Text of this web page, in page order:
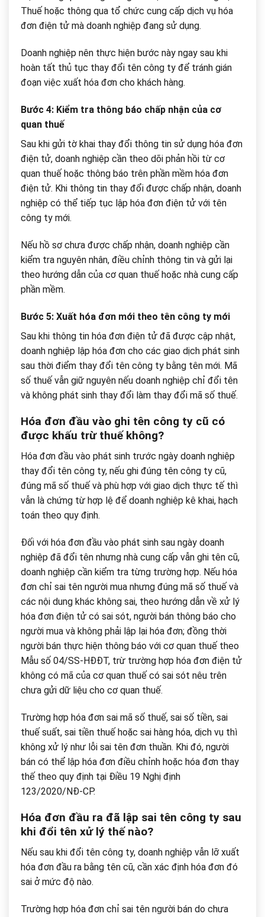
Thuế hoặc thông qua tổ chức cung cấp dịch vụ hóa
đơn điện tử mà doanh nghiệp đang sử dụng.
Doanh nghiệp nên thực hiện bước này ngay sau khi
hoàn tất thủ tục thay đổi tên công ty để tránh gián
đoạn việc xuất hóa đơn cho khách hàng.
Bước 4: Kiểm tra thông báo chấp nhận của cơ
quan thuế
Sau khi gửi tờ khai thay đổi thông tin sử dụng hóa đơn
điện tử, doanh nghiệp cần theo dõi phản hồi từ cơ
quan thuế hoặc thông báo trên phần mềm hóa đơn
điện tử. Khi thông tin thay đổi được chấp nhận, doanh
nghiệp có thể tiếp tục lập hóa đơn điện tử với tên
công ty mới.
Nếu hồ sơ chưa được chấp nhận, doanh nghiệp cần
kiểm tra nguyên nhân, điều chỉnh thông tin và gửi lại
theo hướng dẫn của cơ quan thuế hoặc nhà cung cấp
phần mềm.
Bước 5: Xuất hóa đơn mới theo tên công ty mới
Sau khi thông tin hóa đơn điện tử đã được cập nhật,
doanh nghiệp lập hóa đơn cho các giao dịch phát sinh
sau thời điểm thay đổi tên công ty bằng tên mới. Mã
số thuế vẫn giữ nguyên nếu doanh nghiệp chỉ đổi tên
và không phát sinh thay đổi làm thay đổi mã số thuế.
Hóa đơn đầu vào ghi tên công ty cũ có
được khấu trừ thuế không?
Hóa đơn đầu vào phát sinh trước ngày doanh nghiệp
thay đổi tên công ty, nếu ghi đúng tên công ty cũ,
đúng mã số thuế và phù hợp với giao dịch thực tế thì
vẫn là chứng từ hợp lệ để doanh nghiệp kê khai, hạch
toán theo quy định.
Đối với hóa đơn đầu vào phát sinh sau ngày doanh
nghiệp đã đổi tên nhưng nhà cung cấp vẫn ghi tên cũ,
doanh nghiệp cần kiểm tra từng trường hợp. Nếu hóa
đơn chỉ sai tên người mua nhưng đúng mã số thuế và
các nội dung khác không sai, theo hướng dẫn về xử lý
hóa đơn điện tử có sai sót, người bán thông báo cho
người mua và không phải lập lại hóa đơn; đồng thời
người bán thực hiện thông báo với cơ quan thuế theo
Mẫu số 04/SS-HĐĐT, trừ trường hợp hóa đơn điện tử
không có mã của cơ quan thuế có sai sót nêu trên
chưa gửi dữ liệu cho cơ quan thuế.
Trường hợp hóa đơn sai mã số thuế, sai số tiền, sai
thuế suất, sai tiền thuế hoặc sai hàng hóa, dịch vụ thì
không xử lý như lỗi sai tên đơn thuần. Khi đó, người
bán có thể lập hóa đơn điều chỉnh hoặc hóa đơn thay
thế theo quy định tại Điều 19 Nghị định
123/2020/NĐ-CP.
Hóa đơn đầu ra đã lập sai tên công ty sau
khi đổi tên xử lý thế nào?
Nếu sau khi đổi tên công ty, doanh nghiệp vẫn lỡ xuất
hóa đơn đầu ra bằng tên cũ, cần xác định hóa đơn đó
sai ở mức độ nào.
Trường hợp hóa đơn chỉ sai tên người bán do chưa